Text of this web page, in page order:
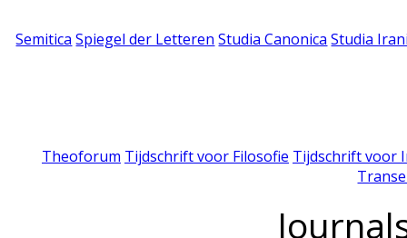
Semitica Spiegel der Letteren Studia Canonica Studia
Theoforum Tijdschrift voor Filosofie Tijdschrift voor